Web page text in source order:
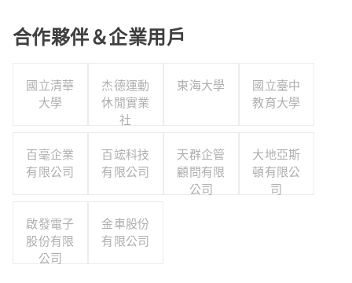
合作夥伴＆企業用戶
國立清華
大學
杰德運動
休閒實業
社
東海大學
國立臺中
教育大學
百毫企業
有限公司
百竤科技
有限公司
天群企管
顧問有限
公司
大地亞斯
頓有限公
司
啟發電子
股份有限
公司
金車股份
有限公司